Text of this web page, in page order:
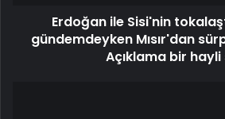
Erdoğan ile Sisi'nin
gündemdeyken Mısır'dan
Açıklama bir